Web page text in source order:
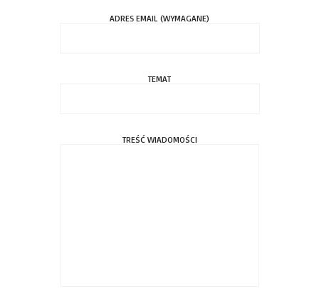
ADRES EMAIL (WYMAGANE)
TEMAT
TREŚĆ WIADOMOŚCI